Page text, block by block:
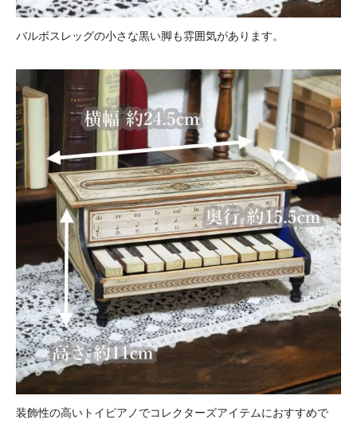
バルボスレッグの小さな黒い脚も雰囲気があります。
装飾性の高いトイピアノでコレクターズアイテムにおすすめで